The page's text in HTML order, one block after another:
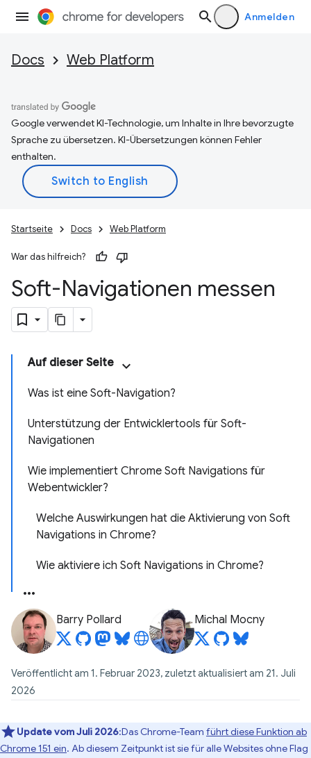
Anmelden
Docs Web Platform
Google verwendet KI-Technologie, um Inhalte in Ihre bevorzugte
Sprache zu übersetzen. KI-Übersetzungen können Fehler
enthalten.
Startseite Docs Web Platform
War das hilfreich?
Soft-Navigationen messen
Auf dieser Seite
Was ist eine Soft-Navigation?
Unterstützung der Entwicklertools für Soft-
Navigationen
Wie implementiert Chrome Soft Navigations für
Webentwickler?
Welche Auswirkungen hat die Aktivierung von Soft
Navigations in Chrome?
Wie aktiviere ich Soft Navigations in Chrome?
Barry Pollard Michal Mocny
Veröffentlicht am 1. Februar 2023, zuletzt aktualisiert am 21. Juli
2026
Update vom Juli 2026:Das Chrome-Team führt diese Funktion ab
Chrome 151 ein. Ab diesem Zeitpunkt ist sie für alle Websites ohne Flag